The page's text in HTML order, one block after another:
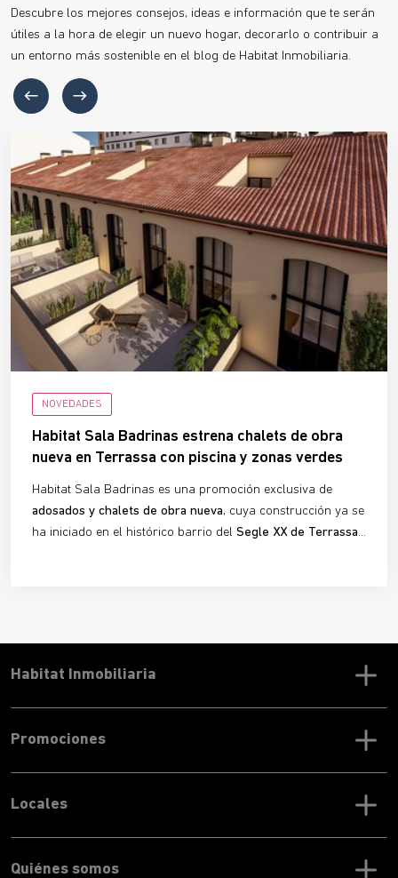
Descubre los mejores consejos, ideas e información que te serán
útiles a la hora de elegir un nuevo hogar, decorarlo o contribuir a
un entorno más sostenible en el blog de Habitat Inmobiliaria.
NOVEDADES
Habitat Sala Badrinas estrena chalets de obra
nueva en Terrassa con piscina y zonas verdes
Habitat Sala Badrinas es una promoción exclusiva de
adosados y chalets de obra nueva, cuya construcción ya se
ha iniciado en el histórico barrio del Segle XX de Terrassa.
Promociones
Locales
Quiénes somos
Habitat Inmobiliaria